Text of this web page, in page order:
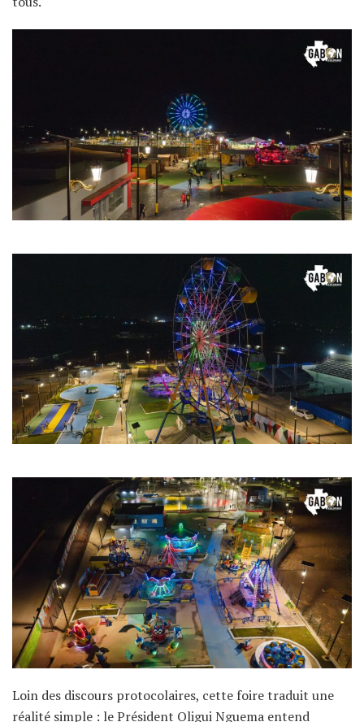
Loin des discours protocolaires, cette foire traduit une
réalité simple : le Président Oligui Nguema entend